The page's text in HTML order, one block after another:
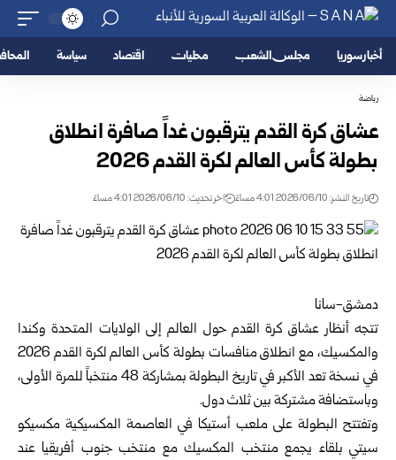
أخبار سوريا مجلس الشعب محليات اقتصاد سياسة
رياضة
عشاق كرة القدم يترقبون غداً صافرة انطلاق
بطولة كأس العالم ‏لكرة القدم 2026‏
تاريخ النشر: 2026/06/10 4:01 مساءً اخر تحديث: 2026/06/10 4:01 مساءً
دمشق-سانا
تتجه أنظار عشاق كرة القدم حول العالم إلى الولايات المتحدة وكندا
‏والمكسيك، مع انطلاق منافسات بطولة كأس العالم لكرة القدم ‌‏2026
في نسخة تعد الأكبر في تاريخ البطولة بمشاركة 48 منتخباً ‏للمرة الأولى،
وباستضافة مشتركة بين ثلاث دول‎.‎
وتفتتح البطولة على ملعب أستيكا في العاصمة المكسيكية مكسيكو
‏سيتي بلقاء يجمع منتخب المكسيك مع منتخب جنوب أفريقيا عند